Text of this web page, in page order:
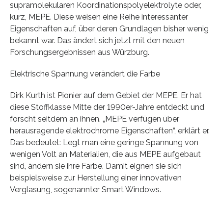
supramolekularen Koordinationspolyelektrolyte oder,
kurz, MEPE. Diese weisen eine Reihe interessanter
Eigenschaften auf, über deren Grundlagen bisher wenig
bekannt war. Das ändert sich jetzt mit den neuen
Forschungsergebnissen aus Würzburg.
Elektrische Spannung verändert die Farbe
Dirk Kurth ist Pionier auf dem Gebiet der MEPE. Er hat
diese Stoffklasse Mitte der 1990er-Jahre entdeckt und
forscht seitdem an ihnen. „MEPE verfügen über
herausragende elektrochrome Eigenschaften“, erklärt er.
Das bedeutet: Legt man eine geringe Spannung von
wenigen Volt an Materialien, die aus MEPE aufgebaut
sind, ändern sie ihre Farbe. Damit eignen sie sich
beispielsweise zur Herstellung einer innovativen
Verglasung, sogenannter Smart Windows.